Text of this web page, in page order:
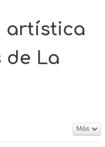
artística
de La
Más